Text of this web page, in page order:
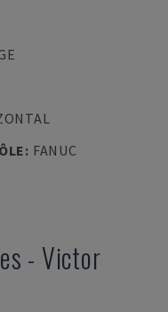
: FANUC
- Victor